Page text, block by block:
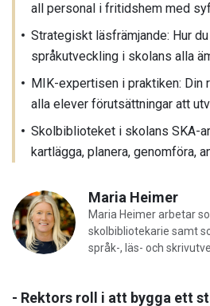
all personal i fritidshem med
Strategiskt läsfrämjande: Hur
språkutveckling i skolans alla
MIK-expertisen i praktiken:
alla elever förutsättningar att
Skolbiblioteket i skolans SKA-
kartlägga, planera, genomföra,
Maria Heimer
Maria Heimer arbetar
skolbibliotekarie samt
språk-, läs- och
- Rektors roll i att bygga ett